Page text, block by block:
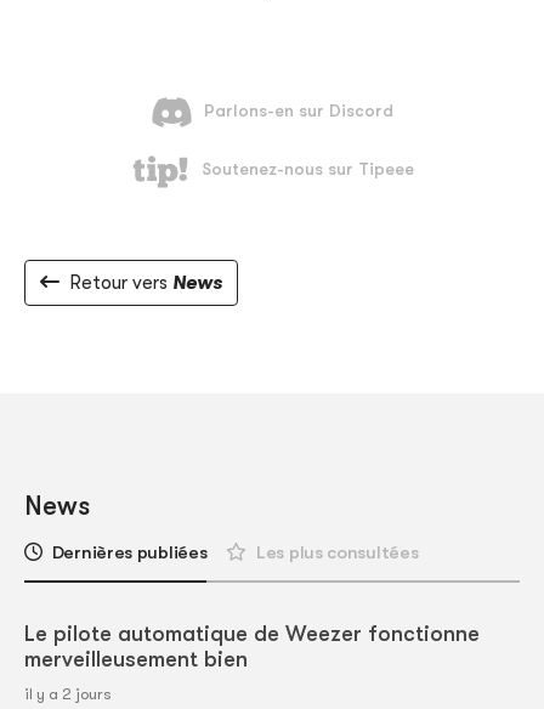
Retour vers News
News
Dernières publiées Les plus consultées
Le pilote automatique de Weezer fonctionne
merveilleusement bien
il y a 2 jours